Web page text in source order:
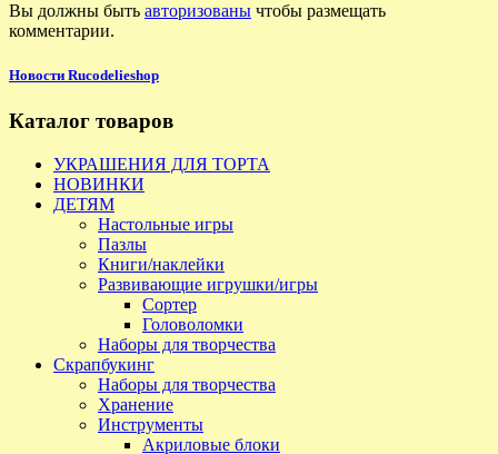
Вы должны быть авторизованы чтобы размещать
комментарии.
Новости Rucodelieshop
Каталог товаров
УКРАШЕНИЯ ДЛЯ ТОРТА
НОВИНКИ
ДЕТЯМ
Настольные игры
Пазлы
Книги/наклейки
Развивающие игрушки/игры
Сортер
Головоломки
Наборы для творчества
Скрапбукинг
Наборы для творчества
Хранение
Инструменты
Акриловые блоки